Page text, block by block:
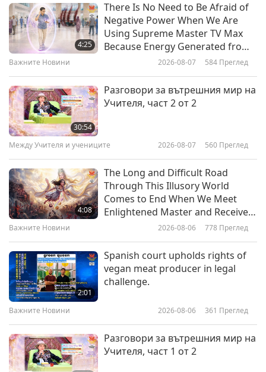
Опасностите от наркотичната
зависимост, част 1
2:40
ПОЛЗИ ОТ ЗАБРАНАТА НА
4:25
There Is No Need to Be Afraid of
Negative Power When We Are
Using Supreme Master TV Max
Because Energy Generated from
It Is Far More Powerful than Any
Важните Новини 2026-08-07 584 Преглед
30:54
Разговори за вътрешния мир на
Учителя, част 2 от 2
Между Учителя и учениците 2026-08-07 560 Преглед
4:08
The Long and Difficult Road
Through This Illusory World
Comes to End When We Meet
Enlightened Master and Receive
Важните Новини 2026-08-06 778 Преглед
2:01
Spanish court upholds rights of
vegan meat producer in legal
challenge.
Важните Новини 2026-08-06 361 Преглед
Разговори за вътрешния мир на
Учителя, част 1 от 2